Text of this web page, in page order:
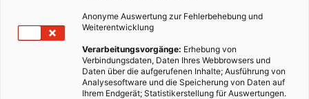
Anonyme Auswertung zur Fehlerbehebung und
Weiterentwicklung
Verarbeitungsvorgänge: Erhebung von
Verbindungsdaten, Daten Ihres Webbrowsers und
Daten über die aufgerufenen Inhalte; Ausführung von
Analysesoftware und die Speicherung von Daten auf
Ihrem Endgerät; Statistikerstellung für Auswertungen.